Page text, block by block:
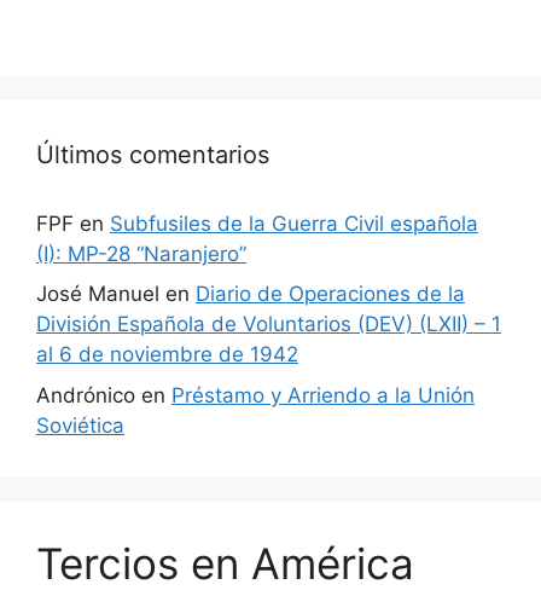
Últimos comentarios
FPF en Subfusiles de la Guerra Civil española
(I): MP-28 “Naranjero”
José Manuel en Diario de Operaciones de la
División Española de Voluntarios (DEV) (LXII) – 1
al 6 de noviembre de 1942
Andrónico en Préstamo y Arriendo a la Unión
Soviética
Tercios en América